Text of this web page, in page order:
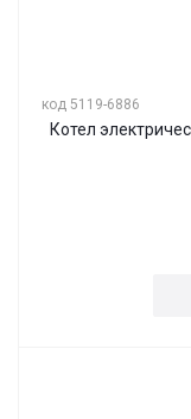
код 5119-6886
Котел